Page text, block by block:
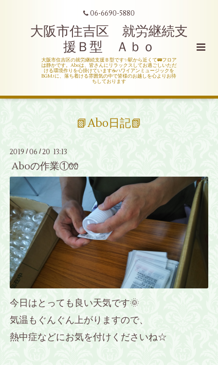
06-6690-5880
大阪市住吉区 就労継続支
援Ｂ型 Ａｂｏ
大阪市住吉区の就労継続支援Ｂ型です✨駅から近くて🚃フロア
は静かです。Aboは、皆さんにリラックスしてお過ごしいただ
ける環境作りを心掛けています☕ハワイアンミュージックを
BGM♪に、落ち着ける雰囲気の中で皆様のお越しを心よりお待
ちしております
📗Abo日記📗
2019 / 06 /20 13:13
Aboの作業①🧤
今日はとっても良い天気です🌞
気温もぐんぐん上がりますので、
熱中症などにお気を付けくださいね☆